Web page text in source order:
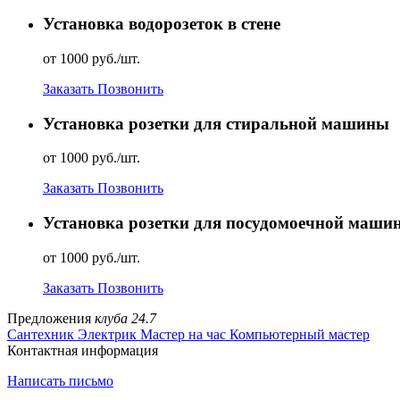
Установка водорозеток в стене
от 1000 руб./шт.
Заказать Позвонить
Установка розетки для стиральной машины
от 1000 руб./шт.
Заказать Позвонить
Установка розетки для посудомоечной
от 1000 руб./шт.
Заказать Позвонить
Предложения клуба 24.7
Сантехник Электрик Мастер на час Компьютерный мастер
Контактная информация
Написать письмо